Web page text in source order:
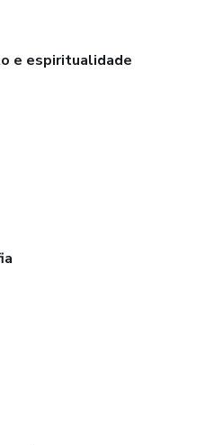
e espiritualidade